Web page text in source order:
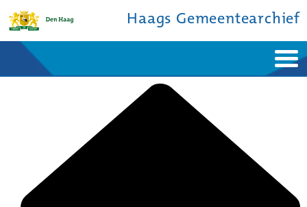
Haags Gemeentearchief
Bronnen en collecties